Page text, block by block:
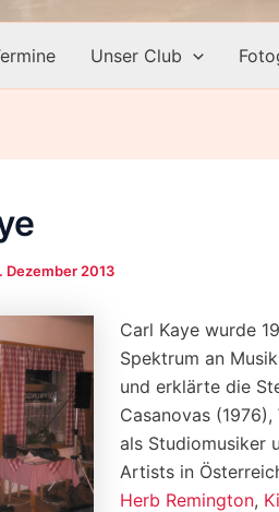
Unser Club
Dezember 2013
Carl Kaye wurde
Spektrum an
und erklärte die
Casanovas
als Studiomusiker
Artists in
Herb Remington,